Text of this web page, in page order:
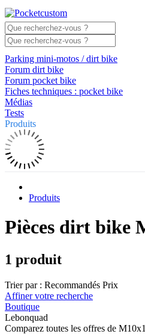
Parking mini-motos / dirt bike
Forum dirt bike
Forum pocket bike
Fiches techniques : pocket bike
Médias
Tests
Produits
Produits
Pièces dirt bike
1 produit
Trier par : Recommandés Prix
Affiner votre recherche
Boutique
Lebonquad
Comparez toutes les offres de